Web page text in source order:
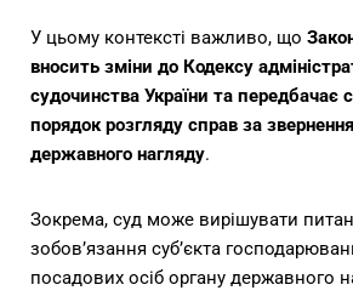
У цьому контексті важливо, що
вносить зміни до Кодексу
судочинства України та передбачає
порядок розгляду справ за
державного нагляду.
Зокрема, суд може вирішувати
зобов’язання суб’єкта
посадових осіб органу державного